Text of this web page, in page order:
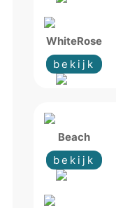
WhiteRose
bekijk
Beach
bekijk